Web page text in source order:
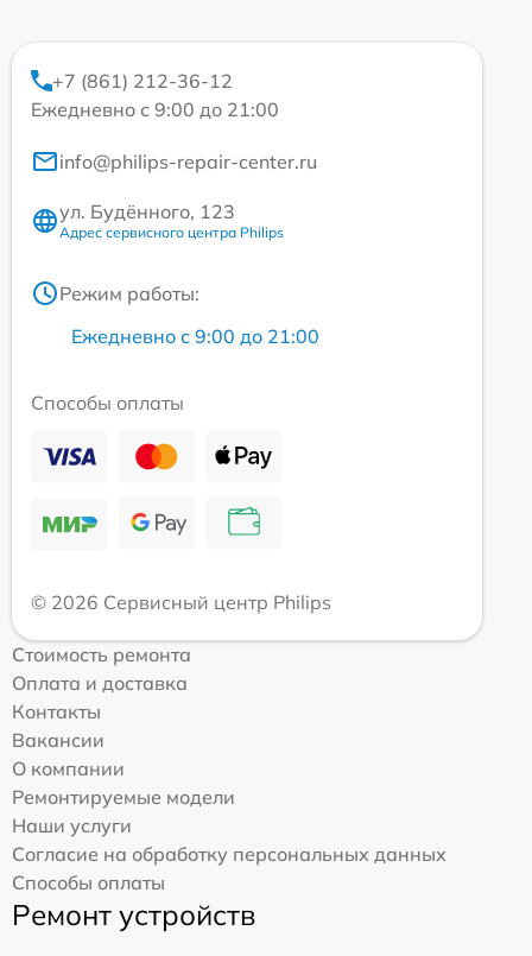
+7 (861) 212-36-12
Ежедневно с 9:00 до 21:00
info@philips-repair-center.ru
ул. Будённого, 123
Адрес сервисного центра Philips
Режим работы:
Ежедневно с 9:00 до 21:00
Способы оплаты
© 2026 Сервисный центр Philips
Стоимость ремонта
Оплата и доставка
Контакты
Вакансии
О компании
Ремонтируемые модели
Наши услуги
Согласие на обработку персональных данных
Способы оплаты
Ремонт устройств